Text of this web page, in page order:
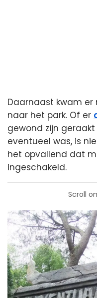
Daarnaast kwam
naar het park. Of er
gewond zijn
eventueel was, is
het opvallend dat
ingeschakeld.
Scroll